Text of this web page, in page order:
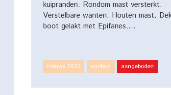
kuipranden. Rondom mast versterkt.
Verstelbare wanten. Houten mast.
boot gelakt met Epifanes,…
nieuws 2026 aanbod aangeboden